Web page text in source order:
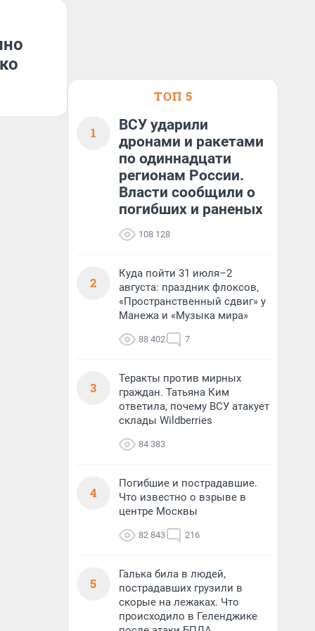
ТОП 5
1
ВСУ ударили
дронами и ракетами
по одиннадцати
регионам России.
Власти сообщили о
погибших и раненых
108 128
2
Куда пойти 31 июля–2
августа: праздник флоксов,
«Пространственный сдвиг» у
Манежа и «Музыка мира»
88 402 7
3
Теракты против мирных
граждан. Татьяна Ким
ответила, почему ВСУ атакует
склады Wildberries
84 383
4
Погибшие и пострадавшие.
Что известно о взрыве в
центре Москвы
82 843 216
5
Галька била в людей,
пострадавших грузили в
скорые на лежаках. Что
происходило в Геленджике